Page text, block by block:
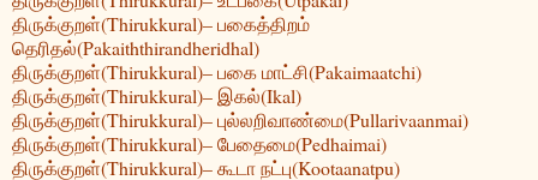
திருக்குறள்(Thirukkural)– பகைத்திறம்
தெரிதல்(Pakaiththirandheridhal)
திருக்குறள்(Thirukkural)– பகை மாட்சி(Pakaimaatchi)
திருக்குறள்(Thirukkural)– இகல்(Ikal)
திருக்குறள்(Thirukkural)– புல்லறிவாண்மை(Pullarivaanmai)
திருக்குறள்(Thirukkural)– பேதைமை(Pedhaimai)
திருக்குறள்(Thirukkural)– கூடா நட்பு(Kootaanatpu)